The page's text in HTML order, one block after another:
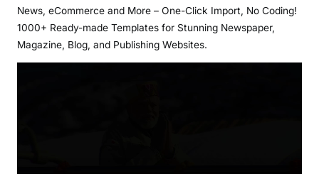
News, eCommerce and More – One-Click Import, No Coding!
1000+ Ready-made Templates for Stunning Newspaper,
Magazine, Blog, and Publishing Websites.